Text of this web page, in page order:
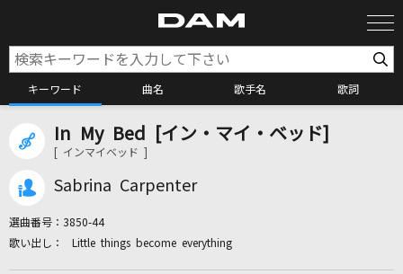
キーワード 曲名 歌手名 歌詞
カラオケ検索
カラオケ店舗検索
In My Bed [イン・マイ・ベッド]
[ インマイベッド ]
Sabrina Carpenter
選曲番号： 3850-44
Little things become everything